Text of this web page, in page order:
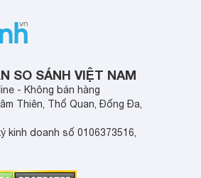
SO SÁNH VIỆT NAM
- Không bán hàng
Thiên, Thổ Quan, Đống Đa,
kinh doanh số 0106373516,